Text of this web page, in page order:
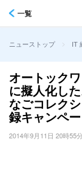
一覧
ニューストップ > IT
オートック
に擬人化し
なごコレク
録キャンペ
2014年9月11日 20時55分